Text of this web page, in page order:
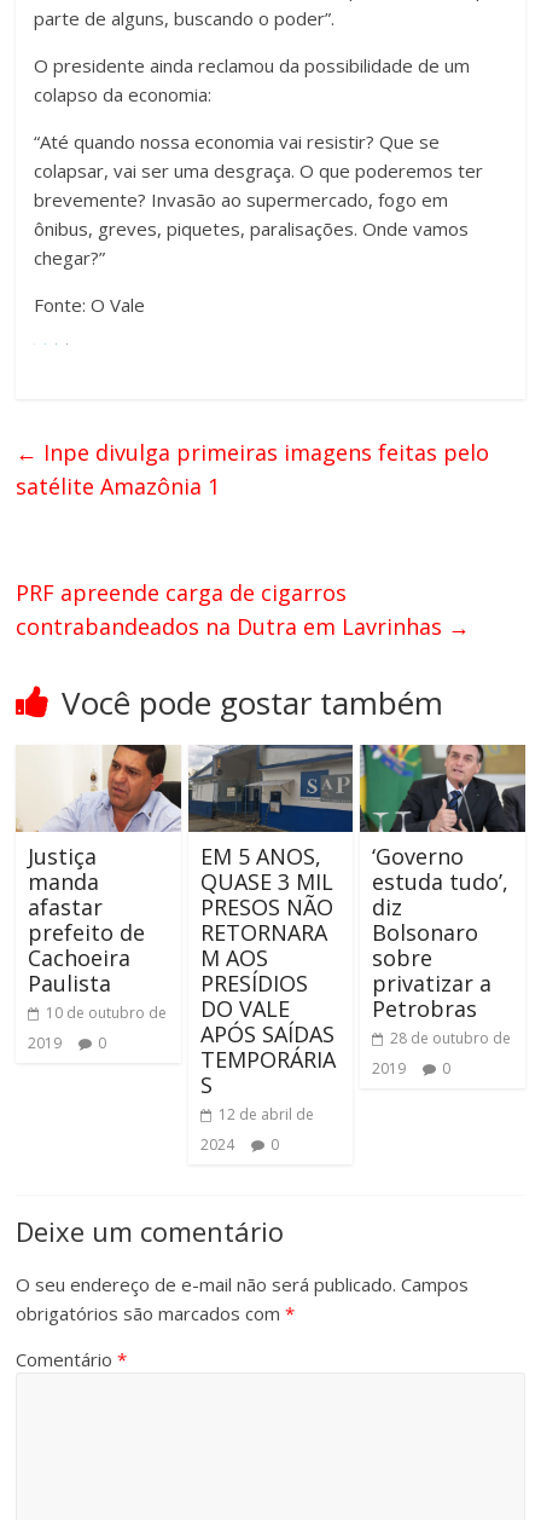
parte de alguns, buscando o poder”.
O presidente ainda reclamou da possibilidade de um
colapso da economia:
“Até quando nossa economia vai resistir? Que se
colapsar, vai ser uma desgraça. O que poderemos ter
brevemente? Invasão ao supermercado, fogo em
ônibus, greves, piquetes, paralisações. Onde vamos
chegar?”
Fonte: O Vale
← Inpe divulga primeiras imagens feitas pelo
satélite Amazônia 1
PRF apreende carga de cigarros
contrabandeados na Dutra em Lavrinhas →
Você pode gostar também
Justiça
manda
afastar
prefeito de
Cachoeira
Paulista
10 de outubro de
2019
0
EM 5 ANOS,
QUASE 3 MIL
PRESOS NÃO
RETORNARA
M AOS
PRESÍDIOS
DO VALE
APÓS SAÍDAS
TEMPORÁRIA
S
12 de abril de
2024
0
‘Governo
estuda tudo’,
diz
Bolsonaro
sobre
privatizar a
Petrobras
28 de outubro de
2019
0
Deixe um comentário
O seu endereço de e-mail não será publicado. Campos
obrigatórios são marcados com*
Comentário*